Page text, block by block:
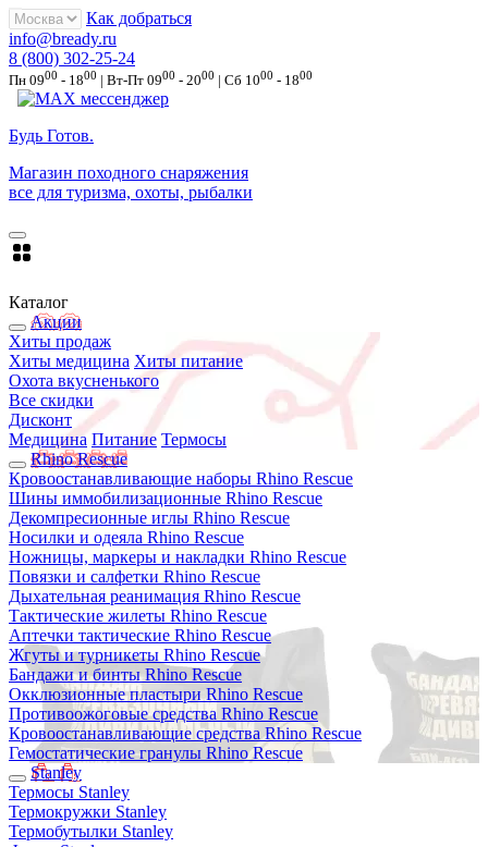
Как добраться
info@bready.ru
8 (800) 302-25-24
Пн 0900 - 1800 | Вт-Пт 0900 - 2000 | Сб 1000 - 1800
Будь Готов.
Магазин походного снаряжения
все для туризма, охоты, рыбалки
Каталог
Акции
Хиты продаж
Хиты медицина Хиты питание
Охота вкусненького
Все скидки
Дисконт
Медицина Питание Термосы
Rhino Rescue
Кровоостанавливающие наборы Rhino Rescue
Шины иммобилизационные Rhino Rescue
Декомпресионные иглы Rhino Rescue
Носилки и одеяла Rhino Rescue
Ножницы, маркеры и накладки Rhino Rescue
Повязки и салфетки Rhino Rescue
Дыхательная реанимация Rhino Rescue
Тактические жилеты Rhino Rescue
Аптечки тактические Rhino Rescue
Жгуты и турникеты Rhino Rescue
Бандажи и бинты Rhino Rescue
Окклюзионные пластыри Rhino Rescue
Противоожоговые средства Rhino Rescue
Кровоостанавливающие средства Rhino Rescue
Гемостатические гранулы Rhino Rescue
Stanley
Термосы Stanley
Термокружки Stanley
Термобутылки Stanley